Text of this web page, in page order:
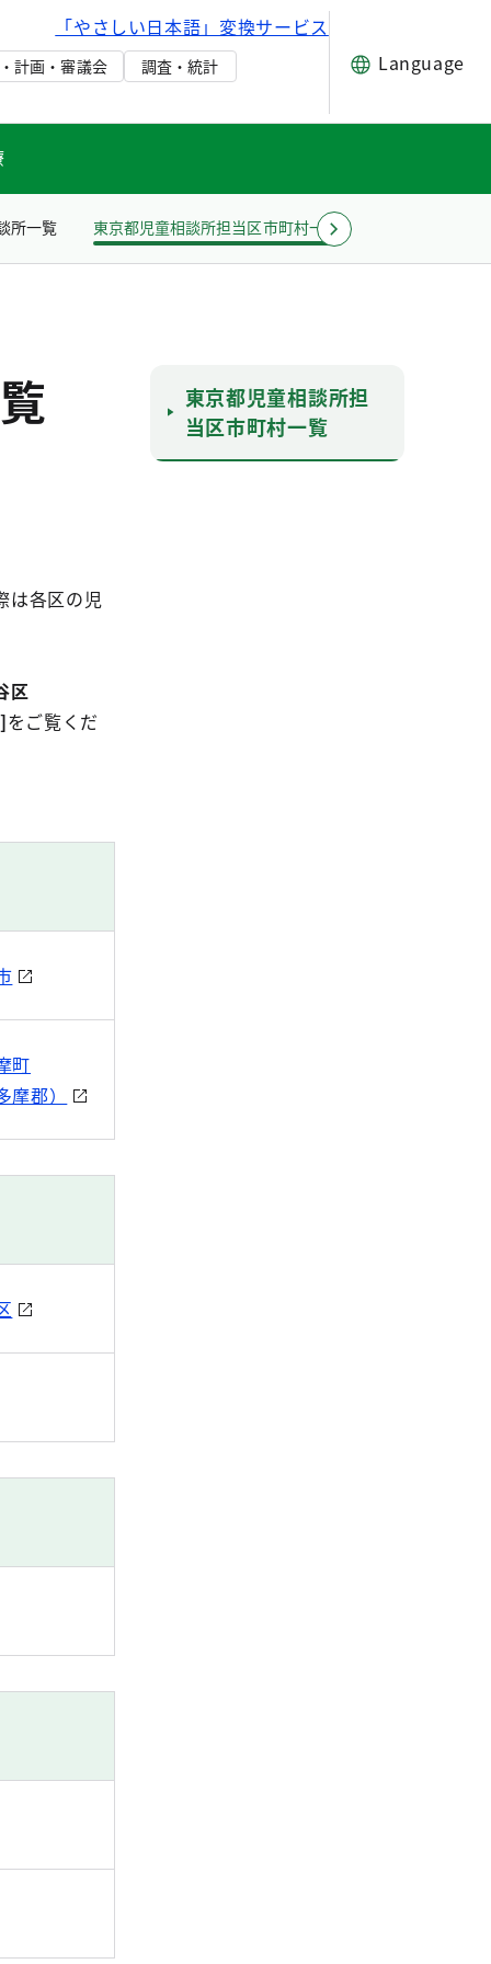
「やさしい日本語」変換サービス
計画・審議会 調査・統計 Language
所一覧 東京都児童相談所担当区市町村一覧
は各区の児
区
をご覧くだ
町
摩郡）
東京都児童相談所担
当区市町村一覧